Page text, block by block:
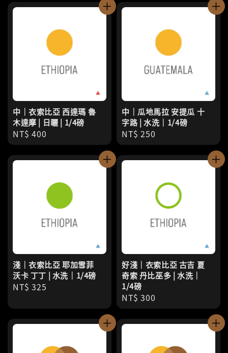
中｜衣索比亞 西達瑪 魯
木達摩 | 日曬 | 1/4磅
Regular
price
NT$ 400
中｜瓜地馬拉 安提瓜 十
字路 | 水洗｜1/4磅
Regular
price
NT$ 250
淺｜衣索比亞 耶加雪菲
沃卡 丁丁 | 水洗｜1/4磅
Regular
NT$ 325
好淺｜衣索比亞 古吉 夏
奇索 丹比巫多 | 水洗｜
1/4磅
Regular
price
NT$ 300